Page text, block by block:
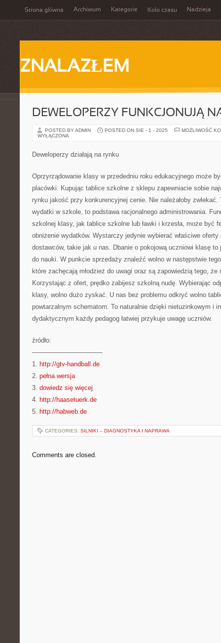
Strona główna Archiwum Kategorie Koło czasu Nadzieja
ZNALAZŁEM
DEWELOPERZY FUNKCJONUJĄ
POSTED BY ADMIN POSTED ON SIE - 1 - 2025
MOŻLIWOŚĆ
WYŁĄCZONA
Deweloperzy działają na rynku
Oprzyrządowanie klasy w przededniu roku edukacyjnego może
placówki. Kupując tablice szkolne z sklepu zapewniacie sobie
rynku jakość przy konkurencyjnej cenie. Nie należałoby
wydatki w szkole, to podstawa racjonalnego administrowania.
szkolnej klasy, jak tablice szkolne lub ławki i krzesła, może być
obniżenie wydatków. Wystarczy jedynie wybierać właściwe
dostawców, takie jak u nas. Dbanie o pokojową uczniowi klasę to
do nauki. W punkcie sprzedaży znaleźć wolno w następstwie
które zachęcają młodzież do uwagi oraz są zapowiedzią tego,
Korzystając z ofert, prędko zabijesz szkolną nudę. Wybierając
klasy, wolno dużo zyskać. U nas bez problemu odkryć wolno
powtarzalnym schematom. To naturalnie dzięki nietuzinkowym i
dydaktycznym każdy pedagog łatwiej przykuje uwagę uczniów.
źródło:
———————————
1. http://gtv-handball.de
2. pełna wersja
3. dowiedz się więcej
4. http://haasetuerk.de
5. http://habweb.de
CATEGORIES: SILNIKI – DIAGNOSTYKA I NAPRAWA
Comments are closed.